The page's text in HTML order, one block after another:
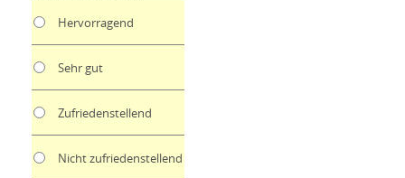
Hervorragend
Sehr gut
Zufriedenstellend
Nicht zufriedenstellend